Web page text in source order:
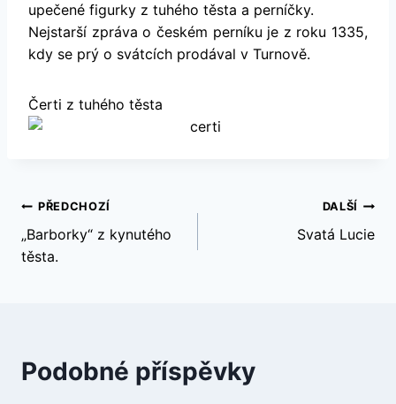
upečené figurky z tuhého těsta a perníčky.
Nejstarší zpráva o českém perníku je z roku 1335,
kdy se prý o svátcích prodával v Turnově.
Čerti z tuhého těsta
Navigace
pro
PŘEDCHOZÍ
„Barborky“ z kynutého
těsta.
DALŠÍ
Svatá Lucie
Podobné příspěvky